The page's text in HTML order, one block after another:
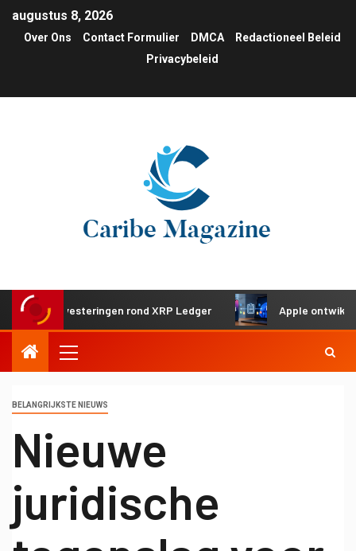
augustus 8, 2026
Over Ons Contact Formulier DMCA
Redactioneel Beleid
Privacybeleid
investeringen rond XRP Ledger Apple ontwikkelt
BELANGRIJKSTE NIEUWS
Nieuwe
juridische